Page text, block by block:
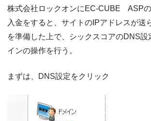
株式会社ロックオンにEC-CUBE ASP
入金をすると、サイトのIPアドレスが送
を準備した上で、シックスコアのDNS設
インの操作を行う。
まずは、DNS設定をクリック